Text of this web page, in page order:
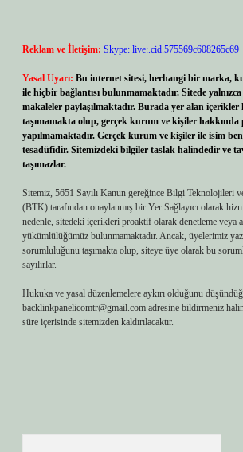
Reklam ve İletişim: Skype: live:.cid.575569c608265c69
Yasal Uyarı: Bu internet sitesi, herhangi bir marka,
ile hiçbir bağlantısı bulunmamaktadır. Sitede yalnızca
makaleler paylaşılmaktadır. Burada yer alan
taşımamakta olup, gerçek kurum ve kişiler hakkında
yapılmamaktadır. Gerçek kurum ve kişiler ile isim
tesadüfidir. Sitemizdeki bilgiler taslak halindedir ve
taşımazlar.
Sitemiz, 5651 Sayılı Kanun gereğince Bilgi Teknolojileri
(BTK) tarafından onaylanmış bir Yer Sağlayıcı olarak
nedenle, sitedeki içerikleri proaktif olarak denetleme veya
yükümlülüğümüz bulunmamaktadır. Ancak, üyelerimiz
sorumluluğunu taşımakta olup, siteye üye olarak bu
sayılırlar.
Hukuka ve yasal düzenlemelere aykırı olduğunu
backlinkpanelicomtr@gmail.com adresine bildirmeniz
süre içerisinde sitemizden kaldırılacaktır.